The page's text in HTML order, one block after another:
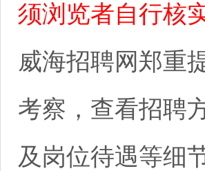
须浏览者自行核
威海招聘网郑重
考察，查看招聘
及岗位待遇等细